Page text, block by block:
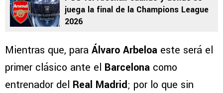
juega la final de la Champions League
2026
Mientras que, para Álvaro Arbeloa este será el
primer clásico ante el Barcelona como
entrenador del Real Madrid; por lo que sin